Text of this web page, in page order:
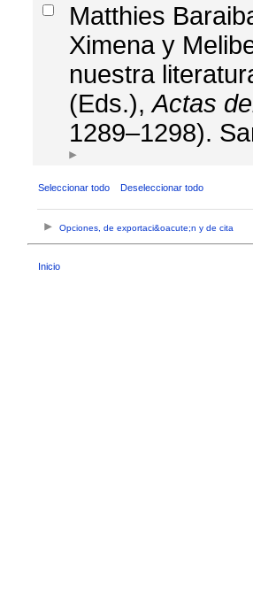
Matthies
Ximena y
nuestra
(Eds.),Actas
1289–1298).
Seleccionar todo Deseleccionar todo
Opciones, de exportaci&oacute;n y de cita
Inicio